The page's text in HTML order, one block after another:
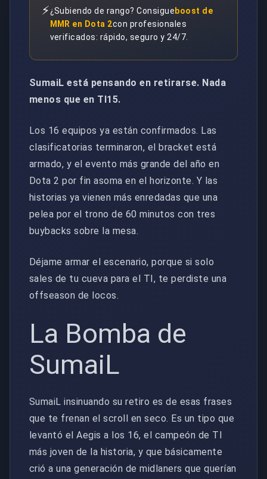
⚡¿Subiendo de rango? Consigueboost de
MMR en Dota 2con profesionales
verificados: rápido, seguro y 24/7.
SumaiL está pensando en retirarse. Nada
menos que en TI15.
Los 16 equipos ya están confirmados. Las
clasificatorias terminaron, el bracket está
armado, y el evento más grande del año en
Dota 2 por fin asoma en el horizonte. Y las
historias ya vienen más enredadas que una
pelea por el trono de 60 minutos con tres
buybacks sobre la mesa.
Déjame armar el escenario, porque si solo
sales de tu cueva para el TI, te perdiste una
offseason de locos.
La Bomba de
SumaiL
SumaiL insinuando su retiro es de esas frases
que te frenan el scroll en seco. Es un tipo que
levantó el Aegis a los 16, el campeón de TI
más joven de la historia, y que básicamente
crió a una generación de midlaners que querían